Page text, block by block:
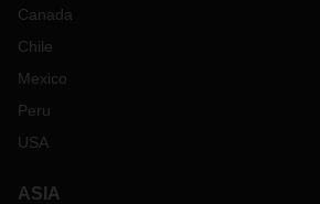
Canada
Chile
Mexico
Peru
USA
ASIA